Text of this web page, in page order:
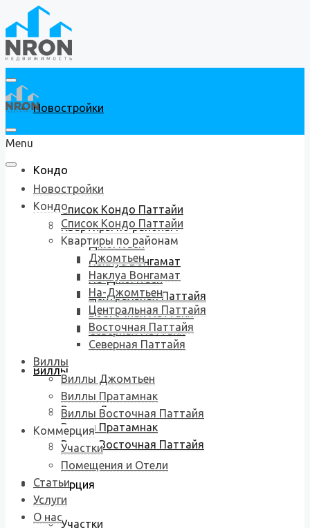
Новостройки
Кондо
Список Кондо Паттайи
Квартиры по районам
Джомтьен
Наклуа Вонгамат
На-Джомтьен
Центральная Паттайя
Восточная Паттайя
Северная Паттайя
Виллы
Виллы Джомтьен
Виллы Пратамнак
Виллы Восточная Паттайя
Коммерция
Участки
Menu
Новостройки
Кондо
Список Кондо Паттайи
Квартиры по районам
Джомтьен
Наклуа Вонгамат
На-Джомтьен
Центральная Паттайя
Восточная Паттайя
Северная Паттайя
Виллы
Виллы Джомтьен
Виллы Пратамнак
Виллы Восточная Паттайя
Коммерция
Участки
Помещения и Отели
Статьи
Услуги
О нас